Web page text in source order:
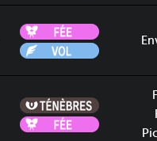
Fée
Vol
Ténèbres
Fée